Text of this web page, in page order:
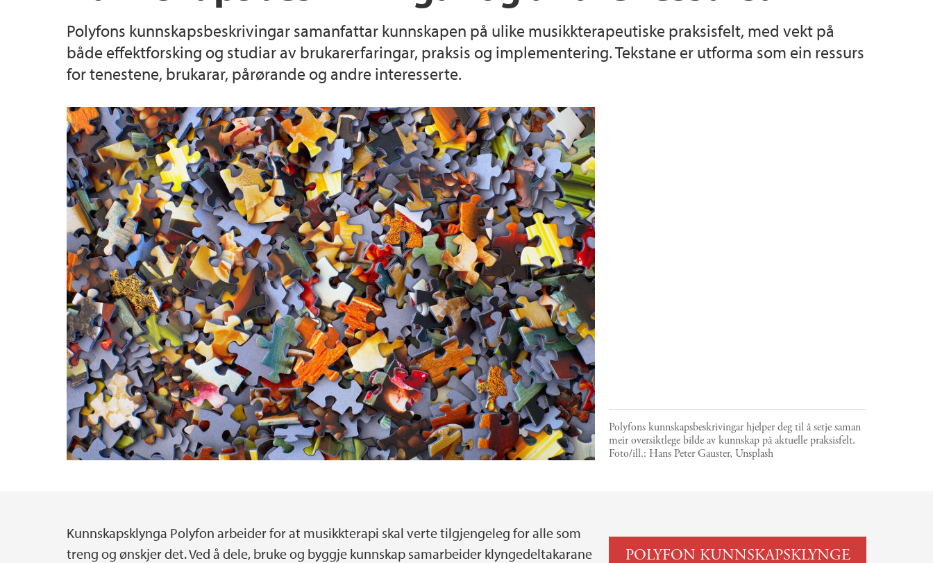
Utdanning Rapportar om musikkterapi
Veileder for medvirkning
Polyfons kunnskapsbeskrivingar samanfattar kunnskapen på ulike musikkterapeutiske praksisfelt, med vekt på
både effektforsking og studiar av brukarerfaringar, praksis og implementering. Tekstane er utforma som ein ressurs
for tenestene, brukarar, pårørande og andre interesserte.
Polyfons kunnskapsbeskrivingar hjelper deg til å setje saman
meir oversiktlege bilde av kunnskap på aktuelle praksisfelt.
Foto/ill.: Hans Peter Gauster, Unsplash
Hovedinnhold
Kunnskapsklynga Polyfon arbeider for at musikkterapi skal verte tilgjengeleg for alle som
treng og ønskjer det. Ved å dele, bruke og byggje kunnskap samarbeider klyngedeltakarane
POLYFON KUNNSKAPSKLYNGE